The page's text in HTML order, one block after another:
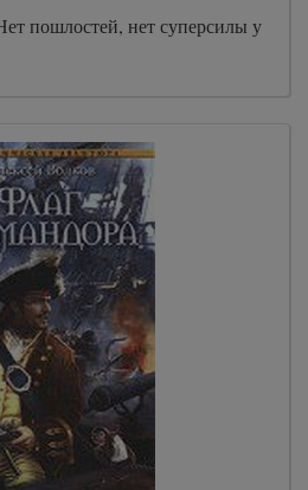
пошлостей, нет суперсилы у